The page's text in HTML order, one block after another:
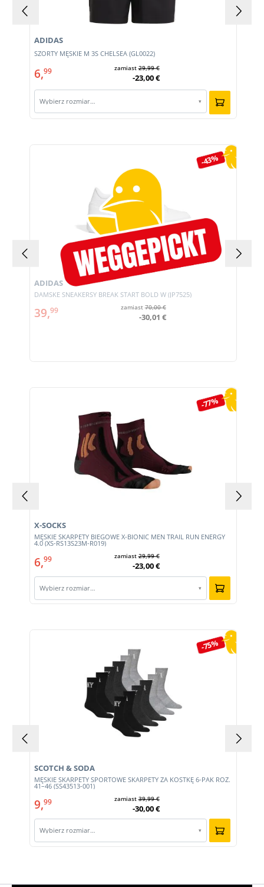
SZORTY MĘSKIE M 3S CHELSEA (GL0022)
ADIDAS
6,99 zamiast29,99 €
-23,00 €
Wybierz rozmiar… ▾
-43%
DAMSKE SNEAKERSY BREAK START BOLD W (JP7525)
ADIDAS
39,99 zamiast70,00 €
-30,01 €
-77%
MĘSKIE SKARPETY BIEGOWE X-BIONIC MEN TRAIL RUN ENERGY
4.0 (XS-RS13S23M-R019)
X-SOCKS
6,99 zamiast29,99 €
-23,00 €
Wybierz rozmiar… ▾
-75%
MĘSKIE SKARPETY SPORTOWE SKARPETY ZA KOSTKĘ 6-PAK ROZ.
41–46 (SS43513-001)
SCOTCH & SODA
9,99 zamiast39,99 €
-30,00 €
Wybierz rozmiar… ▾